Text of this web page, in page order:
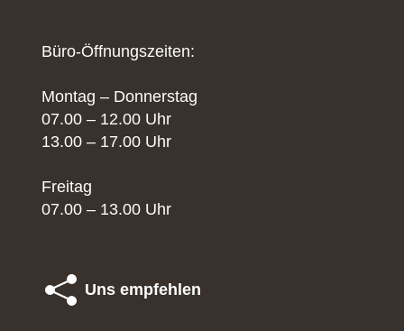
Büro-Öffnungszeiten:
Montag – Donnerstag
07.00 – 12.00 Uhr
13.00 – 17.00 Uhr
Freitag
07.00 – 13.00 Uhr
Uns empfehlen